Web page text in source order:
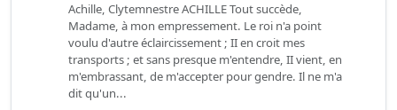
Achille, Clytemnestre ACHILLE Tout succède,
Madame, à mon empressement. Le roi n'a point
voulu d'autre éclaircissement ; II en croit mes
transports ; et sans presque m'entendre, II vient, en
m'embrassant, de m'accepter pour gendre. Il ne m'a
dit qu'un...